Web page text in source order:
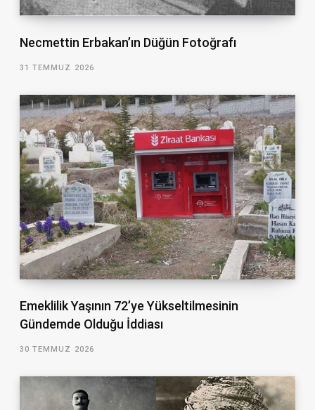
Necmettin Erbakan’ın Düğün Fotoğrafı
31 TEMMUZ 2026
Emeklilik Yaşının 72’ye Yükseltilmesinin
Gündemde Olduğu İddiası
30 TEMMUZ 2026